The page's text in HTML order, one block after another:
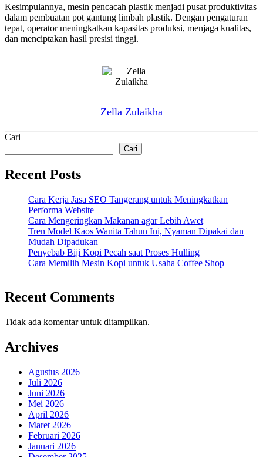
Kesimpulannya, mesin pencacah plastik menjadi pusat produktivitas
dalam pembuatan pot gantung limbah plastik. Dengan pengaturan
tepat, operator meningkatkan kapasitas produksi, menjaga kualitas,
dan menciptakan hasil presisi tinggi.
Zella Zulaikha
Cari
Cari
Recent Posts
Cara Kerja Jasa SEO Tangerang untuk Meningkatkan
Performa Website
Cara Mengeringkan Makanan agar Lebih Awet
Tren Model Kaos Wanita Tahun Ini, Nyaman Dipakai dan
Mudah Dipadukan
Penyebab Biji Kopi Pecah saat Proses Hulling
Cara Memilih Mesin Kopi untuk Usaha Coffee Shop
Recent Comments
Tidak ada komentar untuk ditampilkan.
Archives
Agustus 2026
Juli 2026
Juni 2026
Mei 2026
April 2026
Maret 2026
Februari 2026
Januari 2026